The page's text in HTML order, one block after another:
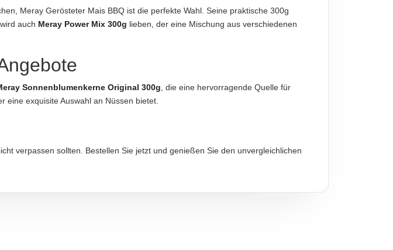
auf der jeweiligen Produktverpackung; nur diese sind verbindlich.
Meray Gerösteter Mais BBQ ist die perfekte Wahl. Seine praktische 300g
auch Meray Power Mix 300g lieben, der eine Mischung aus verschiedenen
Sonnenblumenkerne Original 300g , die eine hervorragende Quelle für
eine exquisite Auswahl an Nüssen bietet.
verpassen sollten. Bestellen Sie jetzt und genießen Sie den unvergleichlichen